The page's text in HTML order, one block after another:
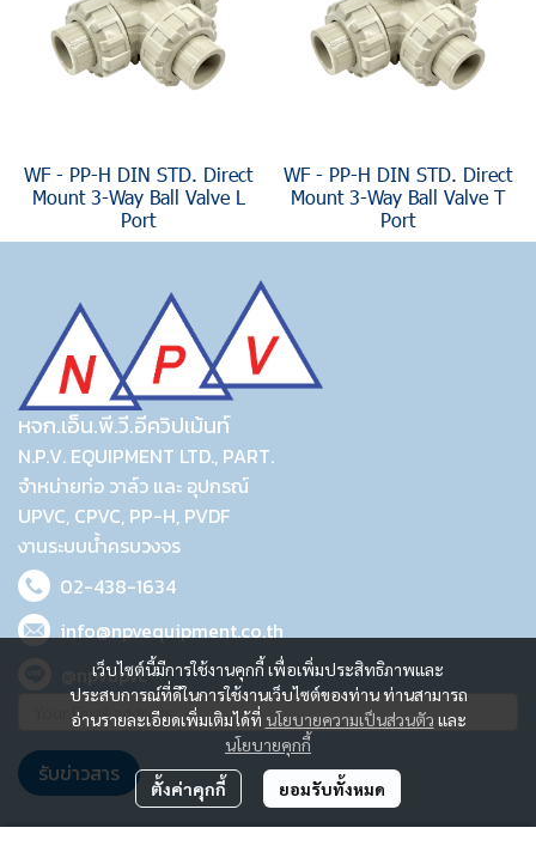
WF - PP-H DIN STD. Direct
Mount 3-Way Ball Valve L
Port
WF - PP-H DIN STD. Direct
Mount 3-Way Ball Valve T
Port
เว็บไซต์นี้มีการใช้งานคุกกี้ เพื่อเพิ่มประสิทธิภาพและ
ประสบการณ์ที่ดีในการใช้งานเว็บไซต์ของท่าน ท่านสามารถ
อ่านรายละเอียดเพิ่มเติมได้ที่ นโยบายความเป็นส่วนตัว และ
นโยบายคุกกี้
ตั้งค่าคุกกี้ ยอมรับทั้งหมด
หจก.เอ็น.พี.วี.อีควิปเม้นท์
N.P.V. EQUIPMENT LTD., PART.
จำหน่ายท่อ วาล์ว และ อุปกรณ์
UPVC, CPVC, PP-H, PVDF
งานระบบน้ำครบวงจร
02-438-1634
info@npvequipment.co.th
@npvupvc
รับข่าวสาร